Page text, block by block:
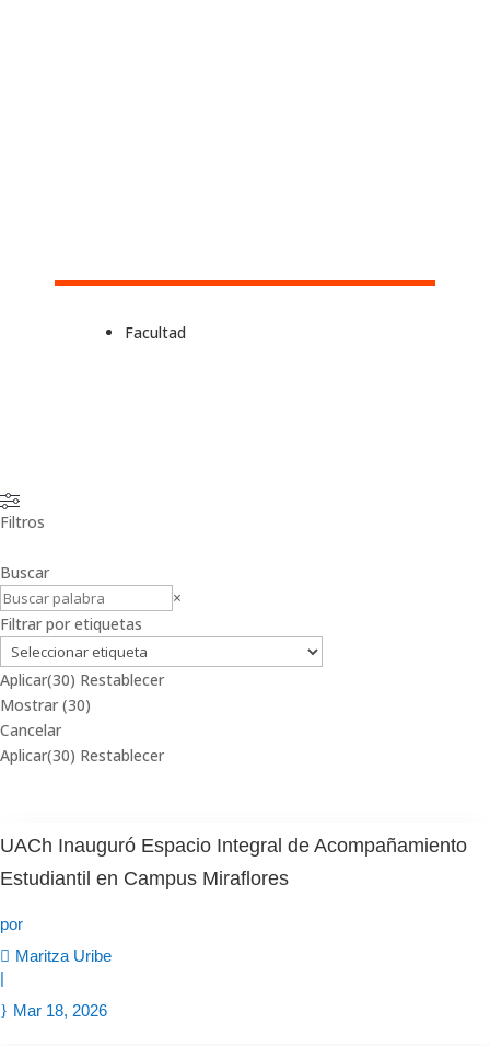
Facultad
Filtros
Buscar
Buscar
×
Filtrar por etiquetas
Aplicar(30) Restablecer
Mostrar (30)
Cancelar
Aplicar(30) Restablecer
UACh Inauguró Espacio Integral de Acompañamiento
Estudiantil en Campus Miraflores
por
Maritza Uribe
|
Mar 18, 2026